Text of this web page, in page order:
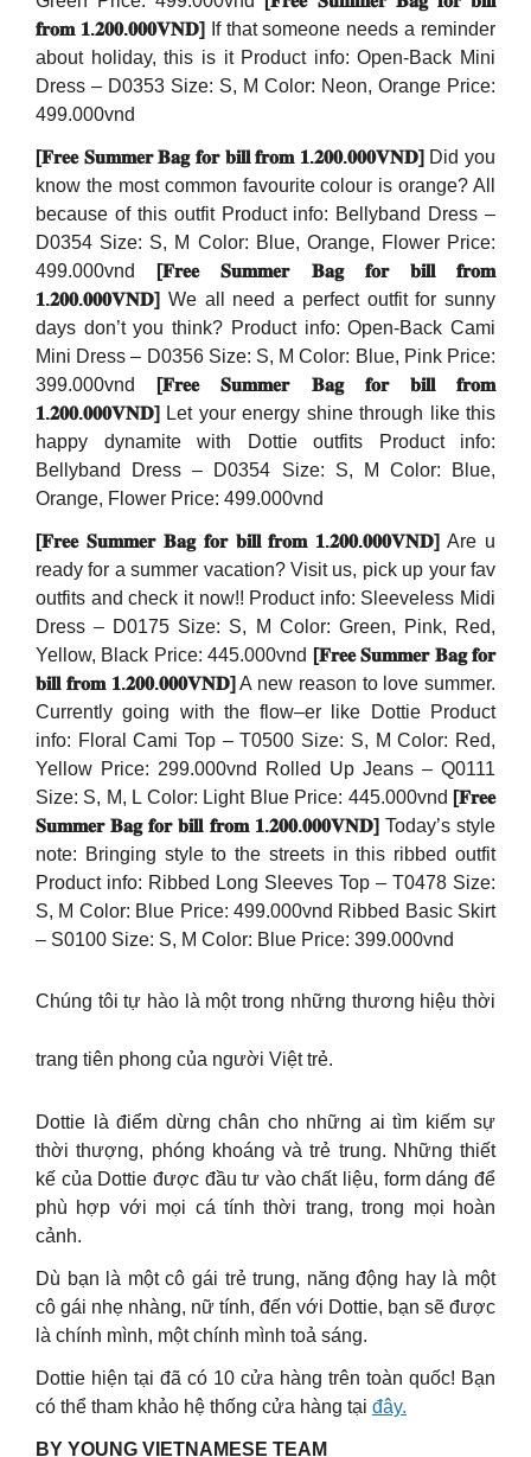
𝐟𝐫𝐨𝐦 𝟏.𝟐𝟎𝟎.𝟎𝟎𝟎𝐕𝐍𝐃]
If that someone needs a reminder
about holiday, this is it Product info: Open-Back Mini
Dress – D0353 Size: S, M Color: Neon, Orange Price:
499.000vnd
[𝐅𝐫𝐞𝐞 𝐒𝐮𝐦𝐦𝐞𝐫 𝐁𝐚𝐠 𝐟𝐨𝐫 𝐛𝐢𝐥𝐥 𝐟𝐫𝐨𝐦 𝟏.𝟐𝟎𝟎.𝟎𝟎𝟎𝐕𝐍𝐃] Did you
know the most common favourite colour is orange? All
because of this outfit Product info: Bellyband Dress –
D0354 Size: S, M Color: Blue, Orange, Flower Price:
499.000vnd
[𝐅𝐫𝐞𝐞 𝐒𝐮𝐦𝐦𝐞𝐫 𝐁𝐚𝐠 𝐟𝐨𝐫 𝐛𝐢𝐥𝐥 𝐟𝐫𝐨𝐦
𝟏.𝟐𝟎𝟎.𝟎𝟎𝟎𝐕𝐍𝐃] We all need a perfect outfit for sunny
days don’t you think? Product info: Open-Back Cami
Mini Dress – D0356 Size: S, M Color: Blue, Pink Price:
399.000vnd
[𝐅𝐫𝐞𝐞 𝐒𝐮𝐦𝐦𝐞𝐫 𝐁𝐚𝐠 𝐟𝐨𝐫 𝐛𝐢𝐥𝐥 𝐟𝐫𝐨𝐦
𝟏.𝟐𝟎𝟎.𝟎𝟎𝟎𝐕𝐍𝐃] Let your energy shine through like this
happy dynamite with Dottie outfits Product info:
Bellyband Dress – D0354 Size: S, M Color: Blue,
Orange, Flower Price: 499.000vnd
[𝐅𝐫𝐞𝐞 𝐒𝐮𝐦𝐦𝐞𝐫 𝐁𝐚𝐠 𝐟𝐨𝐫 𝐛𝐢𝐥𝐥 𝐟𝐫𝐨𝐦 𝟏.𝟐𝟎𝟎.𝟎𝟎𝟎𝐕𝐍𝐃] Are u
ready for a summer vacation? Visit us, pick up your fav
outfits and check it now!! Product info: Sleeveless Midi
Dress – D0175 Size: S, M Color: Green, Pink, Red,
Yellow, Black Price: 445.000vnd [𝐅𝐫𝐞𝐞 𝐒𝐮𝐦𝐦𝐞𝐫 𝐁𝐚𝐠 𝐟𝐨𝐫
𝐛𝐢𝐥𝐥 𝐟𝐫𝐨𝐦 𝟏.𝟐𝟎𝟎.𝟎𝟎𝟎𝐕𝐍𝐃] A new reason to love summer.
Currently going with the flow–er like Dottie Product
info: Floral Cami Top – T0500 Size: S, M Color: Red,
Yellow Price: 299.000vnd Rolled Up Jeans – Q0111
Size: S, M, L Color: Light Blue Price: 445.000vnd [𝐅𝐫𝐞𝐞
𝐒𝐮𝐦𝐦𝐞𝐫 𝐁𝐚𝐠 𝐟𝐨𝐫 𝐛𝐢𝐥𝐥 𝐟𝐫𝐨𝐦 𝟏.𝟐𝟎𝟎.𝟎𝟎𝟎𝐕𝐍𝐃] Today’s style
note: Bringing style to the streets in this ribbed outfit
Product info: Ribbed Long Sleeves Top – T0478 Size:
S, M Color: Blue Price: 499.000vnd Ribbed Basic Skirt
– S0100 Size: S, M Color: Blue Price: 399.000vnd
Chúng tôi tự hào là một trong những thương hiệu thời
trang tiên phong của người Việt trẻ.
Dottie là điểm dừng chân cho những ai tìm kiếm sự
thời thượng, phóng khoáng và trẻ trung. Những thiết
kế của Dottie được đầu tư vào chất liệu, form dáng để
phù hợp với mọi cá tính thời trang, trong mọi hoàn
cảnh.
Dù bạn là một cô gái trẻ trung, năng động hay là một
cô gái nhẹ nhàng, nữ tính, đến với Dottie, bạn sẽ được
là chính mình, một chính mình toả sáng.
Dottie hiện tại đã có 10 cửa hàng trên toàn quốc! Bạn
có thể tham khảo hệ thống cửa hàng tại đây.
BY YOUNG VIETNAMESE TEAM